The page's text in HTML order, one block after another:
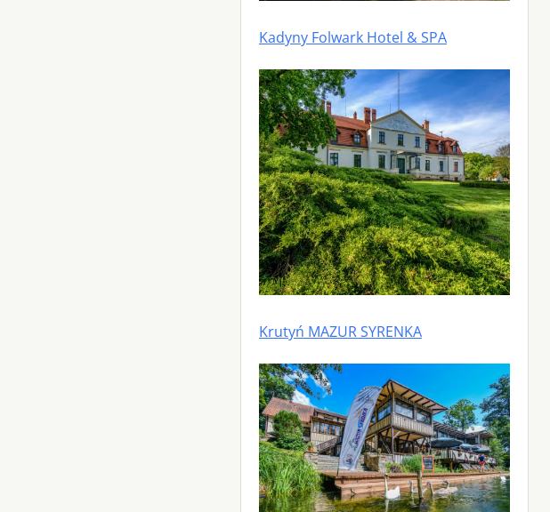
Kadyny Folwark Hotel & SPA
Krutyń MAZUR SYRENKA